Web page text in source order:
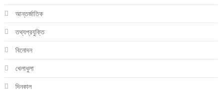
আন্তর্জাতিক
তথ্যপ্রযুক্তি
বিনোদন
খেলাধুলা
দিনকাল